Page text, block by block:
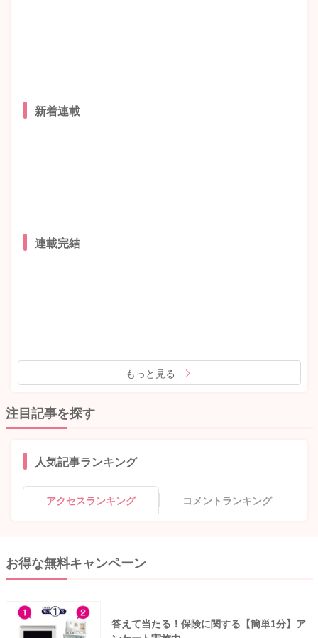
新着連載
連載完結
もっと見る
注目記事を探す
人気記事ランキング
アクセスランキング コメントランキング
お得な無料キャンペーン
答えて当たる！保険に関する【簡単1分】ア